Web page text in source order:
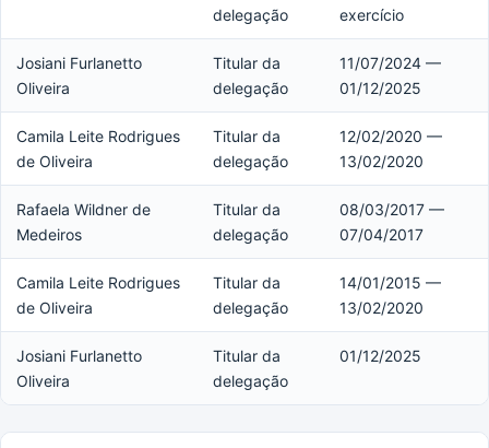
delegação
exercício
Josiani Furlanetto
Oliveira
Titular da
delegação
11/07/2024 —
01/12/2025
Camila Leite Rodrigues
de Oliveira
Titular da
delegação
12/02/2020 —
13/02/2020
Rafaela Wildner de
Medeiros
Titular da
delegação
08/03/2017 —
07/04/2017
Camila Leite Rodrigues
de Oliveira
Titular da
delegação
14/01/2015 —
13/02/2020
Josiani Furlanetto
Oliveira
Titular da
delegação
01/12/2025